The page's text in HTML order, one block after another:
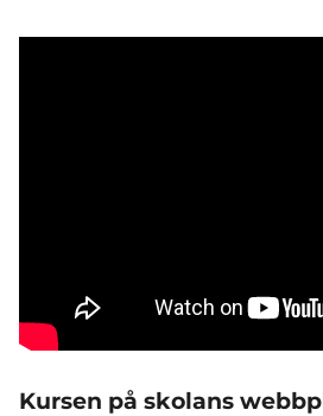
Kursen på skolans